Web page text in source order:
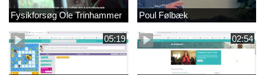
Fysikforsøg Ole Trinhammer Poul Følbæk
05:19 02:54